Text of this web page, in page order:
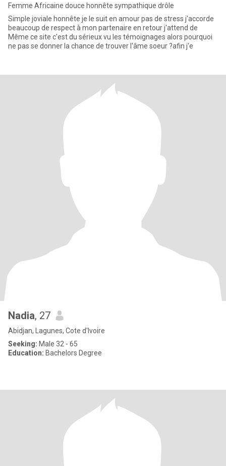
Femme Africaine douce honnête sympathique drôle
Simple joviale honnête je le suit en amour pas de stress j'accorde
beaucoup de respect à mon partenaire en retour j'attend de
Même ce site c'est du sérieux vu les témoignages alors pourquoi
ne pas se donner la chance de trouver l'âme soeur ?afin j'e
Nadia, 27
Abidjan, Lagunes, Cote d'Ivoire
Seeking: Male 32 - 65
Education: Bachelors Degree